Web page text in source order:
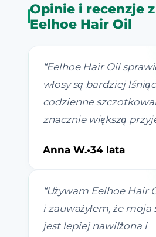
Opinie i recenzje
Eelhoe Hair Oil
“Eelhoe Hair Oil
włosy są bardziej
codzienne
znacznie większą
Anna W.•34 lata
“Używam Eelhoe Hair
i zauważyłem, że moja
jest lepiej nawilżona i